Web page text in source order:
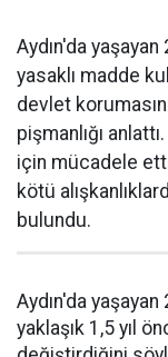
Aydın'da
yasaklı madde
devlet
pişmanlığı
için mücadele
kötü
bulundu.
Aydın'da
yaklaşık 1,5 yıl